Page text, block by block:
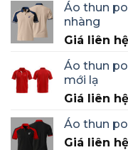
Áo thun
nhàng
Giá liên hệ
Áo thun
mới lạ
Giá liên hệ
Áo thun
Giá liên hệ